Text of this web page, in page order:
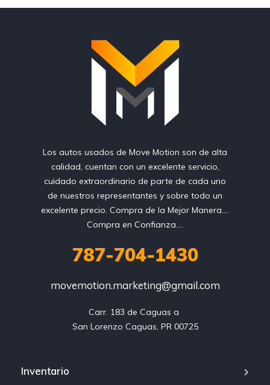
Los autos usados de Move Motion son de alta
calidad, cuentan con un excelente servicio,
cuidado extraordinario de parte de cada uno
de nuestros representantes y sobre todo un
excelente precio. Compra de la Mejor Manera....
Compra en Confianza....
787-704-1430
movemotion.marketing@gmail.com
Carr. 183 de Caguas a
San Lorenzo Caguas, PR 00725
Inventario